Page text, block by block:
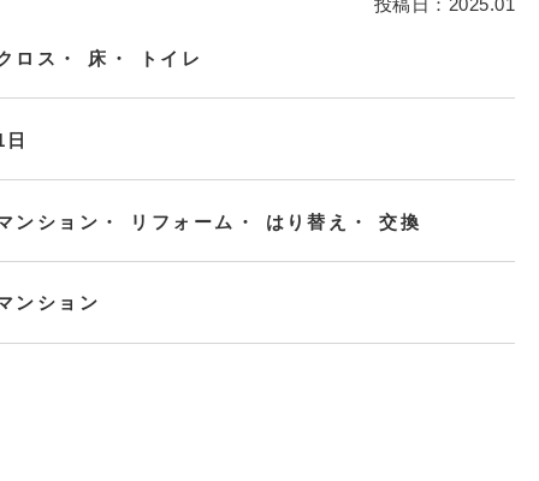
ロス 床 トイレ
日
ンション リフォーム はり替え 交換
ンション